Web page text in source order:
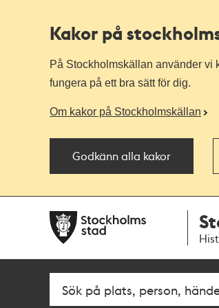
Kakor på
På Stockholmskällan använder vi
fungera på ett bra sätt för dig.
Om kakor på Stockholmskällan
Godkänn alla kakor
navigationen
huvudinnehållet
Fritextsök